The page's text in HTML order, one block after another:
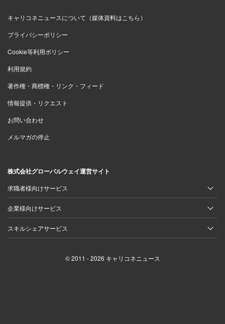
キャリコネニュースについて（媒体資料はこちら）
プライバシーポリシー
Cookie等利用ポリシー
利用規約
著作権・商標権・リンク・フィード
情報提供・リクエスト
お問い合わせ
メルマガの停止
株式会社グローバルウェイ運営サイト
求職者様向けサービス
企業様向けサービス
スキルシェアサービス
© 2011 - 2026 キャリコネニュース